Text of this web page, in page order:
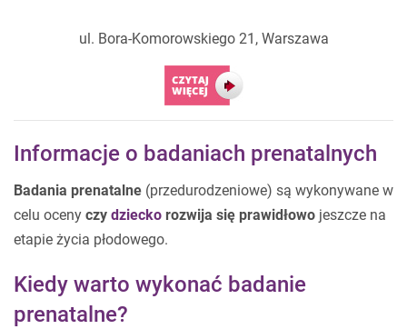
ul. Bora-Komorowskiego 21, Warszawa
Informacje o badaniach prenatalnych
Badania prenatalne (przedurodzeniowe) są wykonywane w
celu oceny czy dziecko rozwija się prawidłowo jeszcze na
etapie życia płodowego.
Kiedy warto wykonać badanie
prenatalne?